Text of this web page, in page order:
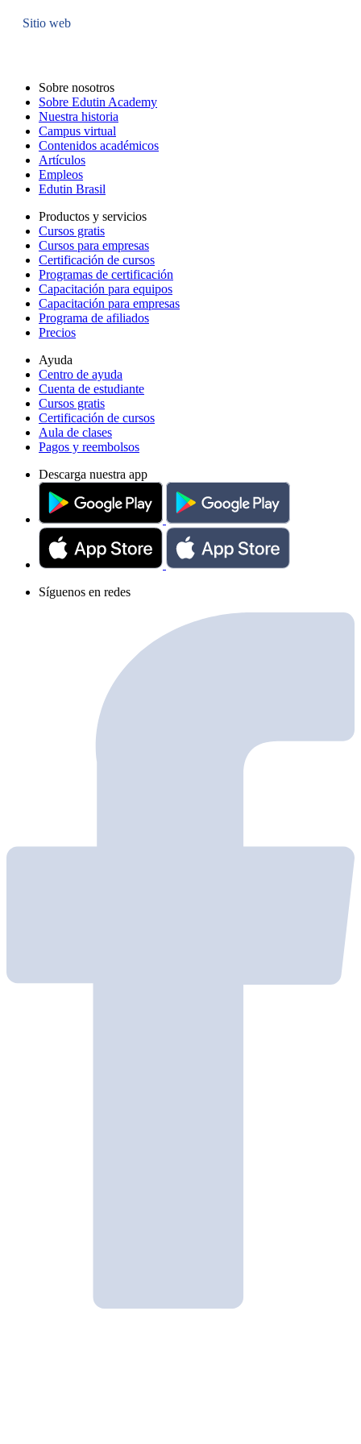
Sitio web
Sobre nosotros
Sobre Edutin Academy
Nuestra historia
Campus virtual
Contenidos académicos
Artículos
Empleos
Edutin Brasil
Productos y servicios
Cursos gratis
Cursos para empresas
Certificación de cursos
Programas de certificación
Capacitación para equipos
Capacitación para empresas
Programa de afiliados
Precios
Ayuda
Centro de ayuda
Cuenta de estudiante
Cursos gratis
Certificación de cursos
Aula de clases
Pagos y reembolsos
Descarga nuestra app
Síguenos en redes